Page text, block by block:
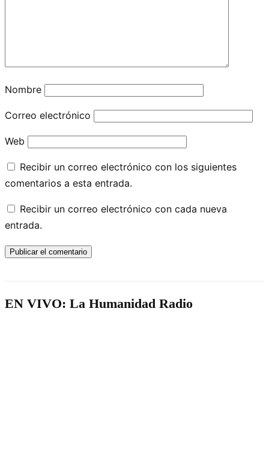
Nombre
Correo electrónico
Web
Recibir un correo electrónico con los siguientes
comentarios a esta entrada.
Recibir un correo electrónico con cada nueva
entrada.
EN VIVO: La Humanidad Radio